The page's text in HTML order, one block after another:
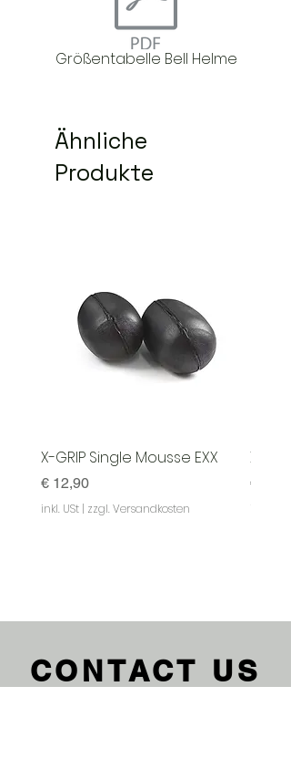
Größentabelle Bell Helme
Ähnliche
Produkte
X-GRIP Single Mousse EXX
Preis
€ 12,90
inkl. USt | zzgl. Versandkosten
X-
Preis
€
CONTACT US